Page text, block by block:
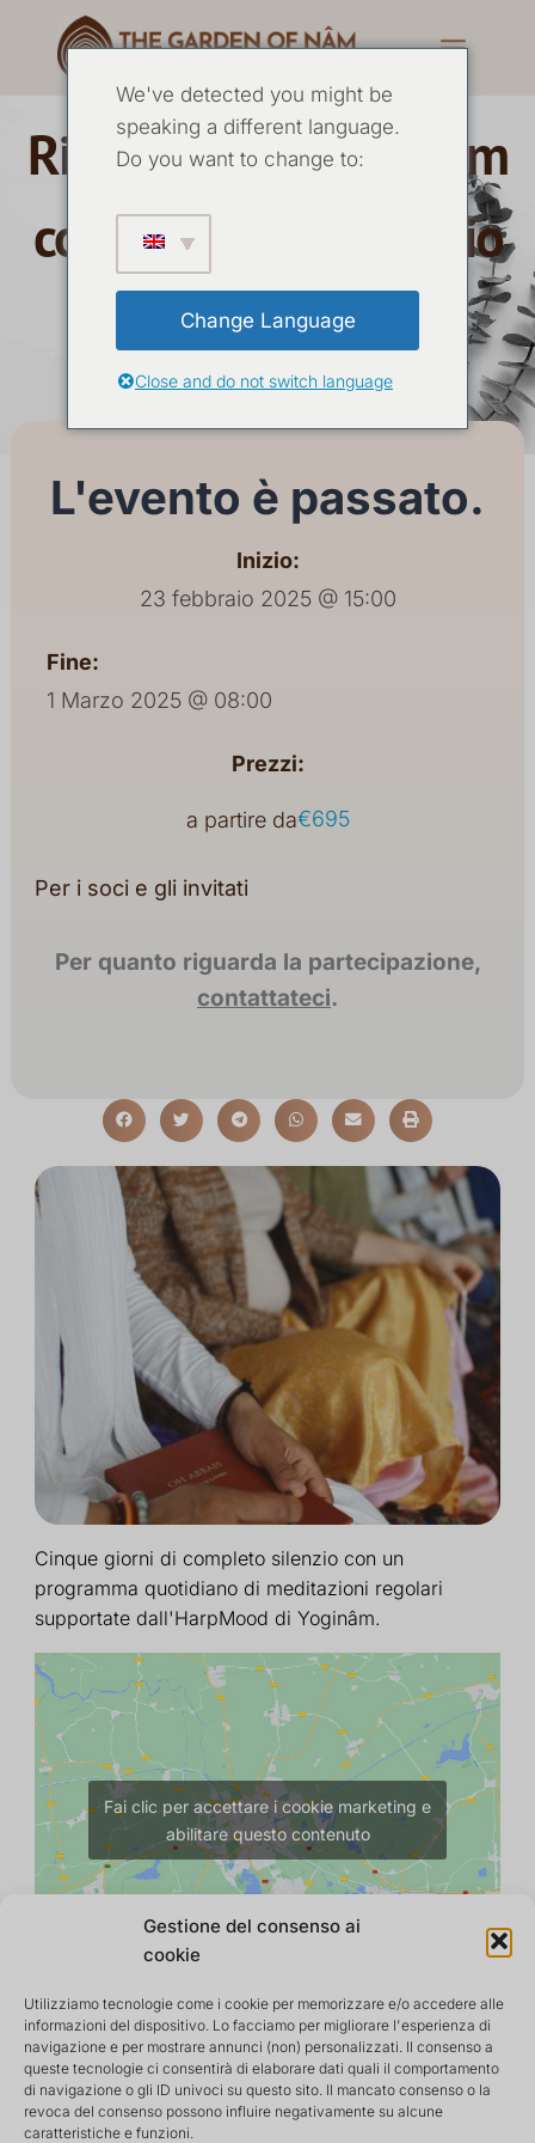
Gestione del consenso ai
cookie
Utilizziamo tecnologie come i cookie per memorizzare e/o accedere alle
informazioni del dispositivo. Lo facciamo per migliorare l'esperienza di
navigazione e per mostrare annunci (non) personalizzati. Il consenso a
queste tecnologie ci consentirà di elaborare dati quali il comportamento
di navigazione o gli ID univoci su questo sito. Il mancato consenso o la
revoca del consenso possono influire negativamente su alcune
caratteristiche e funzioni.
Ritiro del silenzio Nâm
con Yoginâm Febbraio
2025
23 FEBBRAIO-01 MARZO 2025
Cinque giorni di completo silenzio con un
programma quotidiano di meditazioni regolari
supportate dall'HarpMood di Yoginâm.
Fai clic per accettare i cookie marketing e
abilitare questo contenuto
L'evento è passato.
Inizio:
23 febbraio 2025 @ 15:00
Fine:
1 Marzo 2025 @ 08:00
Prezzi:
a partire da€695
Per i soci e gli invitati
Per quanto riguarda la partecipazione,
contattateci.
We've detected you might be
speaking a different language.
Do you want to change to:
Change Language
Close and do not switch language